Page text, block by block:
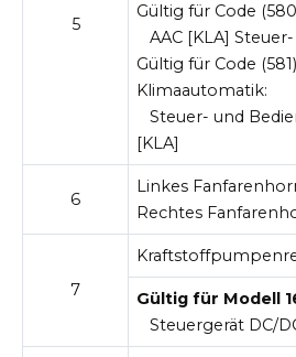
5
Gültig für Code
AAC [KLA]
Gültig für Code
Klimaautomatik:
Steuer- und
[KLA]
6
Linkes
Rechtes
7
Gültig für Modell
Steuergerät DC/